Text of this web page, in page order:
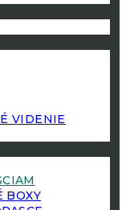
VIDENIE
BOXY